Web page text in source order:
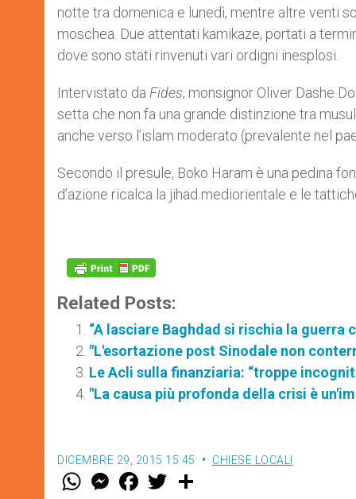
notte tra domenica e lunedì, mentre altre venti
moschea. Due attentati kamikaze, portati a
dove sono stati rinvenuti vari ordigni inesplosi.
Intervistato da Fides, monsignor Oliver Dashe
setta che non fa una grande distinzione tra
anche verso l’islam moderato (prevalente nel
Secondo il presule, Boko Haram è una pedina
d’azione ricalca la jihad mediorientale e le
Related Posts:
“A lasciare Baghdad si rischia la
"L'esortazione post Sinodale non
Le Acli sulla finanziaria: “troppe
"La causa più profonda della crisi è
DICEMBRE 29, 2015 15:45 CHIESE LOCALI
W M
e
F
a w